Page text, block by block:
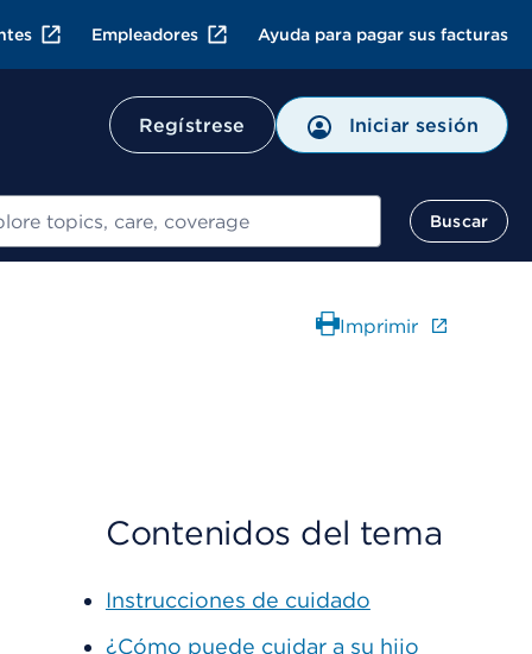
Empleadores Ayuda para pagar sus facturas
Regístrese Iniciar sesión
Buscar
Imprimir
Contenidos del tema
Instrucciones de cuidado
¿Cómo puede cuidar a su hijo